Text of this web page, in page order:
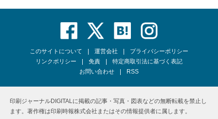
このサイトについて 運営会社
プライバシーポリシー
リンクポリシー
免責
特定商取引法に基づく表記
お問い合わせ
RSS
印刷ジャーナルDIGITALに掲載の記事・写真・図表などの無断転載を禁止し
ます。著作権は印刷時報株式会社またはその情報提供者に属します。